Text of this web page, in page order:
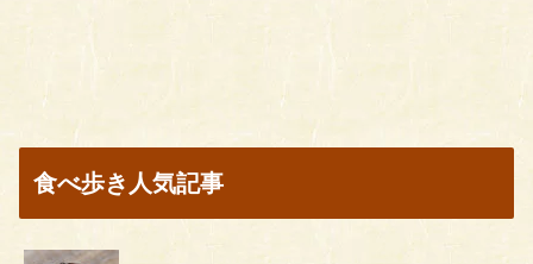
食べ歩き人気記事